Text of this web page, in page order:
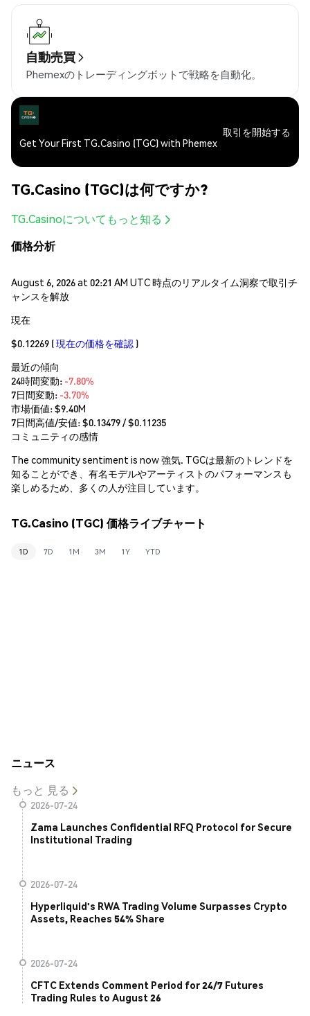
自動売買
Phemexのトレーディングボットで戦略を自動化。
Get Your First TG.Casino (TGC) with Phemex
取引を開始する
TG.Casino (TGC)は何ですか?
TG.Casinoについてもっと知る
価格分析
August 6, 2026 at 02:21 AM UTC 時点のリアルタイム洞察で取引チ
ャンスを解放
現在
$0.12269 (現在の価格を確認 )
最近の傾向
24時間変動: -7.80%
7日間変動: -3.70%
市場価値:$9.40M
7日間高値/安値: $0.13479/ $0.11235
コミュニティの感情
The community sentiment is now 強気. TGCは最新のトレンドを
知ることができ、有名モデルやアーティストのパフォーマンスも
楽しめるため、多くの人が注目しています。
TG.Casino (TGC) 価格ライブチャート
1D 7D 1M 3M 1Y YTD
ニュース
もっと 見る
2026-07-24
Zama Launches Confidential RFQ Protocol for Secure
Institutional Trading
2026-07-24
Hyperliquid's RWA Trading Volume Surpasses Crypto
Assets, Reaches 54% Share
2026-07-24
CFTC Extends Comment Period for 24/7 Futures
Trading Rules to August 26